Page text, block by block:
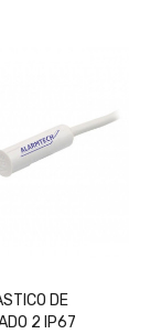
Au Panier
DE
2 IP67